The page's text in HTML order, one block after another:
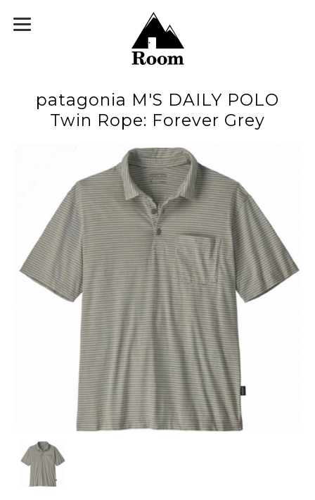
patagonia M'S DAILY POLO
Twin Rope: Forever Grey